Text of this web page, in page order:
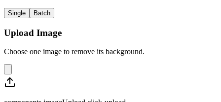
Single Batch
Upload Image
Choose one image to remove its background.